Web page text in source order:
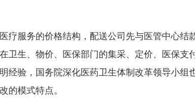
疗服务的价格结构，配送公司先与医管中心结
卫生、物价、医保部门的集采、定价、医保
经验，国务院深化医药卫生体制改革领导小组
的模式特点。